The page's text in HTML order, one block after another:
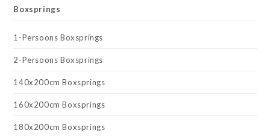
Boxsprings
1-Persoons Boxsprings
2-Persoons Boxsprings
140x200cm Boxsprings
160x200cm Boxsprings
180x200cm Boxsprings